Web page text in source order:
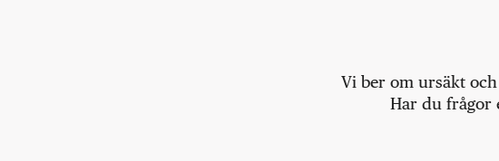
Vi ber om ursäkt
Har du frågor